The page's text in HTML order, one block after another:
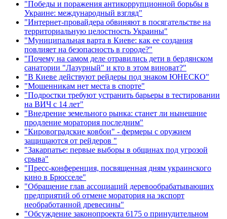
"Победы и поражения антикоррупционной борьбы в
Украине: международный взгляд"
"Интернет-провайдера обвиняют в посягательстве на
территориальную целостность Украины"
"Муниципальная варта в Киеве: как ее создания
повлияет на безопасность в городе?"
"Почему на самом деле отравились дети в бердянском
санатории "Лазурный" и кто в этом виноват?"
"В Киеве действуют рейдеры под знаком ЮНЕСКО"
"Мошенникам нет места в спорте"
"Подростки требуют устранить барьеры в тестировании
на ВИЧ с 14 лет"
"Внедрение земельного рынка: станет ли нынешние
продление моратория последним"
"Кировоградские ковбои" - фермеры с оружием
защищаются от рейдеров "
"Закарпатье: первые выборы в общинах под угрозой
срыва"
"Пресс-конференция, посвященная дням украинского
кино в Брюсселе"
"Обращение глав ассоциаций деревообрабатывающих
предприятий об отмене моратория на экспорт
необработанной древесины"
"Обсуждение законопроекта 6175 о принудительном